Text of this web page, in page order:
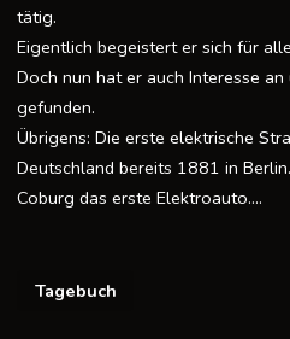
tätig.
Eigentlich begeistert er sich für
Doch nun hat er auch Interesse
gefunden.
Übrigens: Die erste elektrische
Deutschland bereits 1881 in
Coburg das erste Elektroauto….
Tagebuch